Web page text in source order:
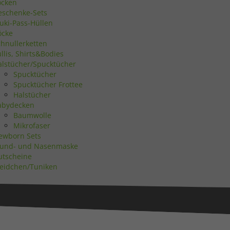
Sets
Pass-Hüllen
Shirts&Bodies
Spucktücher
Spucktücher
Spucktücher Frottee
Halstücher
Baumwolle
Mikrofaser
Sets
und Nasenmaske
Tuniken
Zurück
Statistiken